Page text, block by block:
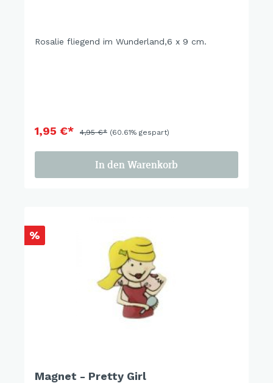
Rosalie fliegend im Wunderland,6 x 9 cm.
1,95 €* 4,95 €* (60.61% gespart)
In den Warenkorb
%
Magnet - Pretty Girl